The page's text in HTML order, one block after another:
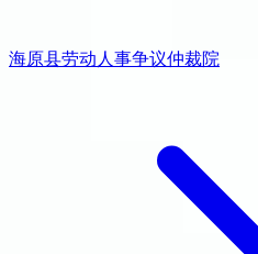
海原县劳动人事争议仲裁院